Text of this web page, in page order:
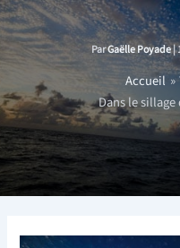
ParGaëlle Poyade|
Accueil
Dans le sillage